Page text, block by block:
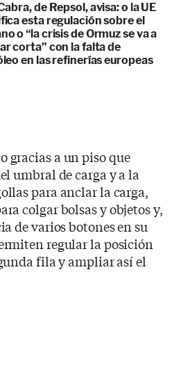
de Repsol, avisa: o la UE
esta regulación sobre el
o “la crisis de Ormuz se va a
corta” con la falta de
en las refinerías europeas
gracias a un piso que
umbral de carga y a la
para anclar la carga,
colgar bolsas y objetos y,
de varios botones en su
regular la posición
fila y ampliar así el